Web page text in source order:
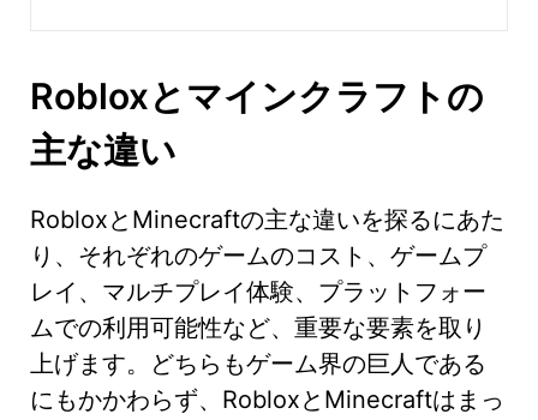
Robloxとマインクラフトの
主な違い
RobloxとMinecraftの主な違いを探るにあた
り、それぞれのゲームのコスト、ゲームプ
レイ、マルチプレイ体験、プラットフォー
ムでの利用可能性など、重要な要素を取り
上げます。どちらもゲーム界の巨人である
にもかかわらず、RobloxとMinecraftはまっ